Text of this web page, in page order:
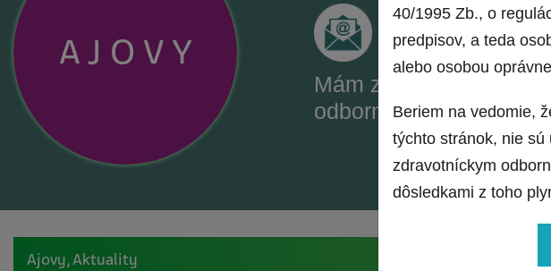
AJ O V Y
Mám záujem o
odborného spravodajcu
Ajovy, Aktuality
40/1995 Zb., o
predpisov, a teda
alebo osobou
Beriem na vedomie,
týchto stránok, nie
zdravotníckym
dôsledkami z toho